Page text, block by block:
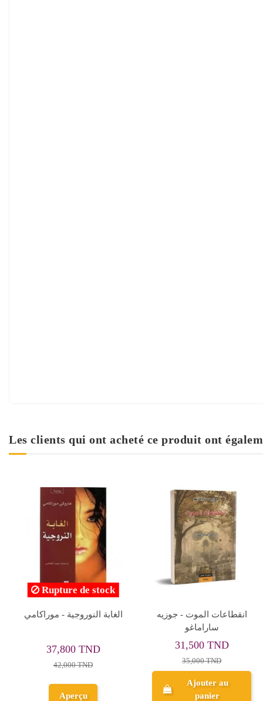
Les clients qui ont acheté ce produit ont
أحدب نوتردام - فيكتور
44,100 TND
49,000 TND
Ajouter au
panier
مكتب البريد - تشارلز
بوكوفسكي
25,200 TND
28,000 TND
Ajouter au
panier